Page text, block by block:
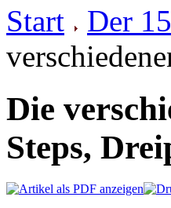
Start
Der
Die
Steps,